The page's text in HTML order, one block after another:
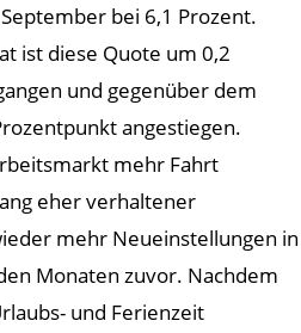
bei 6,1 Prozent.
ist diese Quote um 0,2
und gegenüber dem
angestiegen.
mehr Fahrt
eher verhaltener
mehr Neueinstellungen in
Monaten zuvor. Nachdem
und Ferienzeit